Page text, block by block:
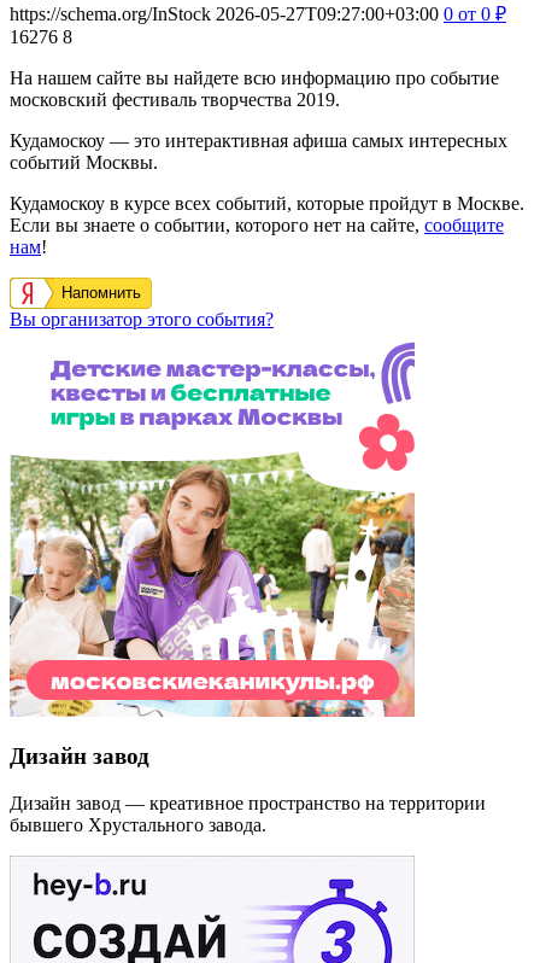
https://schema.org/InStock 2026-05-27T09:27:00+03:00 0 от 0 ₽
16276 8
На нашем сайте вы найдете всю информацию про событие
московский фестиваль творчества 2019.
Кудамоскоу — это интерактивная афиша самых интересных
событий Москвы.
Кудамоскоу в курсе всех событий, которые пройдут в Москве.
Если вы знаете о событии, которого нет на сайте, сообщите
нам!
Напомнить
Вы организатор этого события?
Дизайн завод
Дизайн завод — креативное пространство на территории
бывшего Хрустального завода.